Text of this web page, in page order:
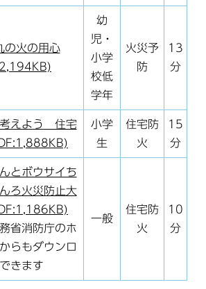
の火の用心
幼
児・
小学
校低
学年
火災予
防
13
分
考えよう 住宅
小学
生
住宅防
火
15
分
とボウサイち
ろ火災防止大
省消防庁のホ
らもダウンロ
きます
一般
住宅防
火
10
分